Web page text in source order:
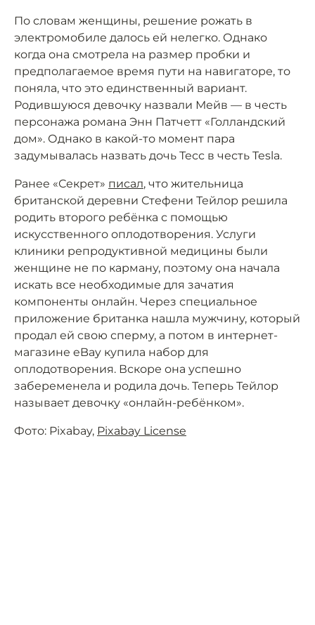
По словам женщины, решение рожать в
электромобиле далось ей нелегко. Однако
когда она смотрела на размер пробки и
предполагаемое время пути на навигаторе, то
поняла, что это единственный вариант.
Родившуюся девочку назвали Мейв — в честь
персонажа романа Энн Патчетт «Голландский
дом». Однако в какой-то момент пара
задумывалась назвать дочь Тесс в честь Tesla.
Ранее «Секрет» писал, что жительница
британской деревни Стефени Тейлор решила
родить второго ребёнка с помощью
искусственного оплодотворения. Услуги
клиники репродуктивной медицины были
женщине не по карману, поэтому она начала
искать все необходимые для зачатия
компоненты онлайн. Через специальное
приложение британка нашла мужчину, который
продал ей свою сперму, а потом в интернет-
магазине eBay купила набор для
оплодотворения. Вскоре она успешно
забеременела и родила дочь. Теперь Тейлор
называет девочку «онлайн-ребёнком».
Фото: Pixabay, Pixabay License